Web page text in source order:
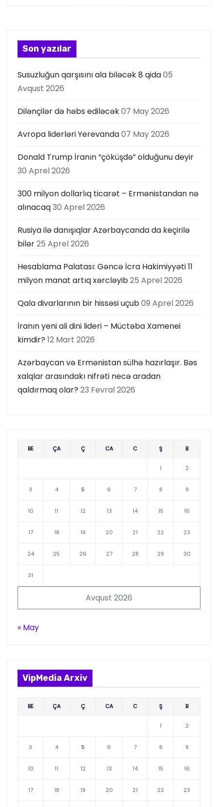
a
ı
Son yazılar
Susuzluğun qarşısını ala biləcək 8 qida05
Avqust 2026
Dilənçilər də həbs ediləcək07 May 2026
Avropa liderləri Yerevanda07 May 2026
Donald Trump İranın “çöküşdə” olduğunu deyir
30 Aprel 2026
300 milyon dollarlıq ticarət – Ermənistandan nə
alınacaq30 Aprel 2026
Rusiya ilə danışıqlar Azərbaycanda da keçirilə
bilər25 Aprel 2026
Hesablama Palatası: Gəncə İcra Hakimiyyəti 11
milyon manat artıq xərcləyib25 Aprel 2026
Qala divarlarının bir hissəsi uçub09 Aprel 2026
İranın yeni ali dini lideri – Müctəba Xamenei
kimdir? 12 Mart 2026
Azərbaycan və Ermənistan sülhə hazırlaşır. Bəs
xalqlar arasındakı nifrəti necə aradan
qaldırmaq olar? 23 Fevral 2026
Avqust 2026
BE ÇA Ç CA C Ş B
1 2
3 4 5 6 7 8 9
10 11 12 13 14 15 16
17 18 19 20 21 22 23
24 25 26 27 28 29 30
31
« May
VipMedia Arxiv
BE ÇA Ç CA C Ş B
1 2
3 4 5 6 7 8 9
10 11 12 13 14 15 16
17 18 19 20 21 22 23